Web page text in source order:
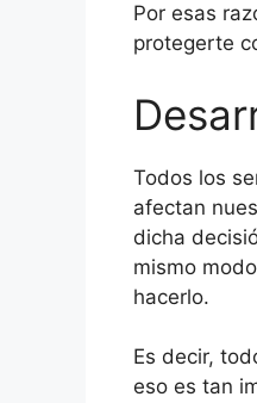
Por esas
protegerte
Todos los
afectan
dicha
mismo
hacerlo.
Es decir,
eso es tan